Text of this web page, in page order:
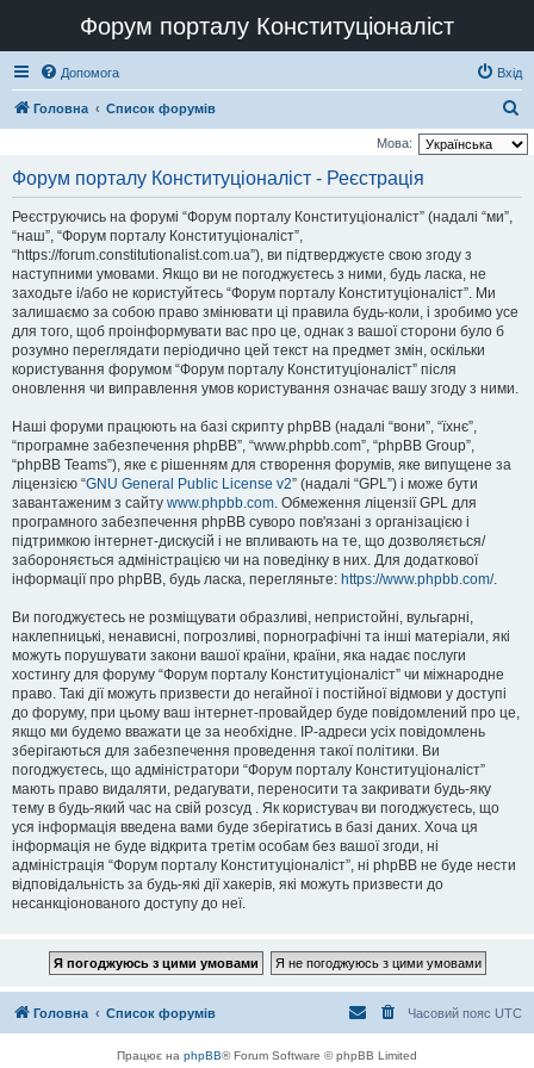
Форум порталу Конституціоналіст
Допомога Вхід
Головна Список форумів
о
Мова:
Форум порталу Конституціоналіст - Реєстрація
Реєструючись на форумі “Форум порталу Конституціоналіст” (надалі “ми”,
“наш”, “Форум порталу Конституціоналіст”,
“https://forum.constitutionalist.com.ua”), ви підтверджуєте свою згоду з
наступними умовами. Якщо ви не погоджуєтесь з ними, будь ласка, не
заходьте і/або не користуйтесь “Форум порталу Конституціоналіст”. Ми
залишаємо за собою право змінювати ці правила будь-коли, і зробимо усе
для того, щоб проінформувати вас про це, однак з вашої сторони було б
розумно переглядати періодично цей текст на предмет змін, оскільки
користування форумом “Форум порталу Конституціоналіст” після
оновлення чи виправлення умов користування означає вашу згоду з ними.
Наші форуми працюють на базі скрипту phpBB (надалі “вони”, “їхнє”,
“програмне забезпечення phpBB”, “www.phpbb.com”, “phpBB Group”,
“phpBB Teams”), яке є рішенням для створення форумів, яке випущене за
ліцензією “GNU General Public License v2” (надалі “GPL”) і може бути
завантаженим з сайту www.phpbb.com. Обмеження ліцензії GPL для
програмного забезпечення phpBB суворо пов'язані з організацією і
підтримкою інтернет-дискусій і не впливають на те, що дозволяється/
забороняється адміністрацією чи на поведінку в них. Для додаткової
інформації про phpBB, будь ласка, перегляньте: https://www.phpbb.com/.
Ви погоджуєтесь не розміщувати образливі, непристойні, вульгарні,
наклепницькі, ненависні, погрозливі, порнографічні та інші матеріали, які
можуть порушувати закони вашої країни, країни, яка надає послуги
хостингу для форуму “Форум порталу Конституціоналіст” чи міжнародне
право. Такі дії можуть призвести до негайної і постійної відмови у доступі
до форуму, при цьому ваш інтернет-провайдер буде повідомлений про це,
якщо ми будемо вважати це за необхідне. IP-адреси усіх повідомлень
зберігаються для забезпечення проведення такої політики. Ви
погоджуєтесь, що адміністратори “Форум порталу Конституціоналіст”
мають право видаляти, редагувати, переносити та закривати будь-яку
тему в будь-який час на свій розсуд . Як користувач ви погоджуєтесь, що
уся інформація введена вами буде зберігатись в базі даних. Хоча ця
інформація не буде відкрита третім особам без вашої згоди, ні
адміністрація “Форум порталу Конституціоналіст”, ні phpBB не буде нести
відповідальність за будь-які дії хакерів, які можуть призвести до
несанкціонованого доступу до неї.
Головна Список форумів Часовий пояс UTC
Працює на phpBB® Forum Software © phpBB Limited